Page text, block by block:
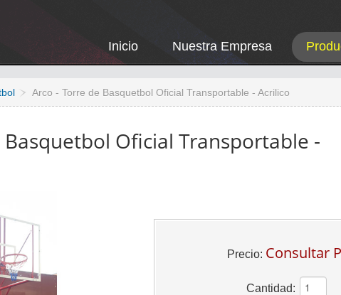
Inicio Nuestra Empresa
Arco - Torre de Basquetbol Oficial Transportable - Acrilico
Oficial Transportable -
Precio: Consultar
Cantidad: